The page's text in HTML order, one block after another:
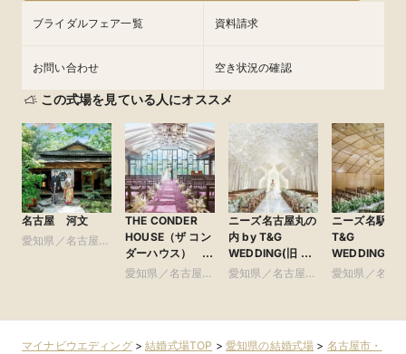
ブライダルフェア一覧 資料請求
お問い合わせ 空き状況の確認
この式場を見ている人にオススメ
名古屋 河文
愛知県／名古屋
THE CONDER
HOUSE（ザ コン
ダーハウス）
●Plan・Do・See
愛知県／名古屋
ニーズ名古屋丸の
内 by T&G
WEDDING(旧 ト
リフォーリア
愛知県／名古屋
ニーズ名駅 by
T&G
WEDDING(旧
ンフィニート
愛知県／名古
マイナビウエディング>結婚式場TOP > 愛知県の結婚式場 > 名古屋市・